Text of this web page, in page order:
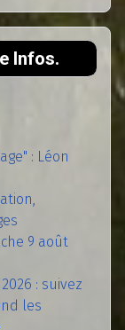
Infos.
: Léon
9 août
: suivez
les